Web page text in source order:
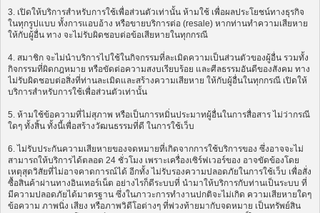
3. เปิดให้บริการสำหรับการใช้เพื่อส่วนตัวเท่านั้น ห้ามใช้ เพื่อผลประโยชน์ทางธุรกิจ
ในทุกรูปแบบ ทั้งการแอบอ้าง หรือขายบริการต่อ (resale) หากท่านทำความเสียหาย
ให้กับผู้อื่น ทาง จะไม่รับผิดชอบต่อข้อเสียหายในทุกกรณี
4. สมาชิก จะไม่นำบริการไปใช้ในกิจกรรมที่ละเมิดความเป็นส่วนตัวของผู้อื่น รวมทั้ง
กิจกรรมที่ผิดกฎหมาย หรือขัดต่อความสงบเรียบร้อย และศีลธรรมอันดีของสังคม ทาง
ไม่รับผิดชอบต่อสิ่งที่ท่านละเมิดและสร้างความเสียหาย ให้กับผู้อื่นในทุกกรณี เปิดให้
บริการสำหรับการใช้เพื่อส่วนตัวเท่านั้น
5. ห้ามใช้ข้อความที่ไม่สุภาพ หรือเป็นการหมิ่นประมาทผู้อื่นในการสื่อสาร ไม่ว่ากรณี
ใดๆ ทั้งสิ้น ทั้งนี้เพื่อสร้างวัฒนธรรมที่ดี ในการใช้เว็บ
6. ไม่รับประกันความเสียหายของจดหมายที่เกิดจากการใช้บริการของ ซึ่งอาจจะไม่
สามารถให้บริการได้ตลอด 24 ชั่วโมง เพราะเครื่องเซิร์ฟเวอร์ของ อาจขัดข้องโดย
เหตุสุดวิสัยที่ไม่อาจคาดการณ์ได้ อีกทั้ง ไม่รับรองความปลอดภัยในการใช้เว็บ เพื่อสั่ง
ซื้อสินค้าผ่านทางอินเทอร์เน็ต อย่างไรก็ดีระบบที่ นำมาให้บริการกับท่านเป็นระบบ ที่
มีความปลอดภัยได้มาตรฐาน ซึ่งในภาวะการทำงานปกติจะไม่เกิด ความเสียหายใดๆ
ข้อความ ภาพนิ่ง เสียง หรือภาพวิดีโอต่างๆ ที่พ่วงท้ายมากับจดหมาย เป็นทรัพย์สิน